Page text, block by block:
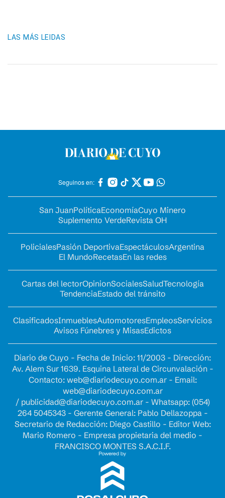
LAS MÁS LEIDAS
Seguinos en:
San JuanPolíticaEconomíaCuyo Minero
Suplemento VerdeRevista OH
PolicialesPasión DeportivaEspectáculosArgentina
El MundoRecetasEn las redes
Cartas del lectorOpinionSocialesSaludTecnología
TendenciaEstado del tránsito
ClasificadosInmueblesAutomotoresEmpleosServicios
Avisos Fúnebres y MisasEdictos
Diario de Cuyo - Fecha de Inicio: 11/2003 - Dirección:
Av. Alem Sur 1639. Esquina Lateral de Circunvalación -
Contacto: web@diariodecuyo.com.ar- Email:
web@diariodecuyo.com.ar
/ publicidad@diariodecuyo.com.ar- Whatsapp: (054)
264 5045343 - Gerente General: Pablo Dellazoppa -
Secretario de Redacción: Diego Castillo - Editor Web:
Mario Romero - Empresa propietaria del medio -
FRANCISCO MONTES S.A.C.I.F.